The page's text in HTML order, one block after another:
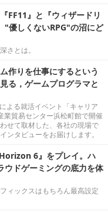
FF11』と『ウィザードリ
"優しくないRPG"の沼にど
さとは。
作りを仕事にするという
る，ゲームプログラマと
よる就活イベント「キャリア
業貿易センター浜松町館で開催
せて取材した、各社の現場で
ンタビューをお届けします。
6』をプレイ。ハ
ウドゲーミングの底力を体
ィックスはもちろん最高設定